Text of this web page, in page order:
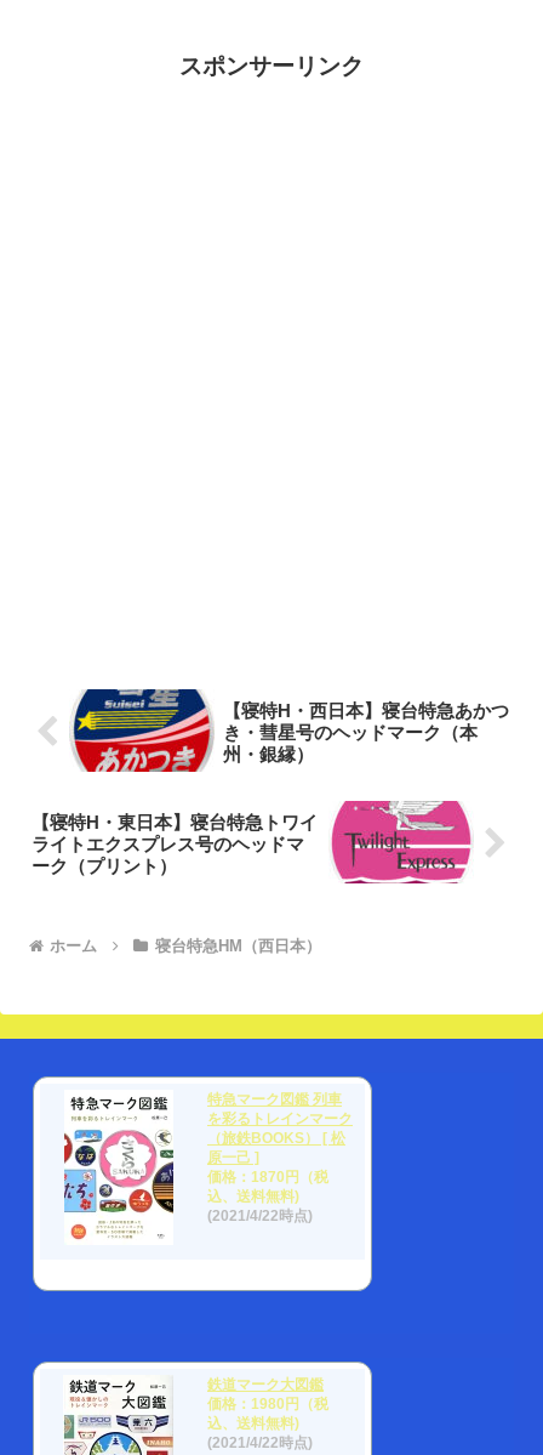
スポンサーリンク
【寝特H・西日本】寝台特急あかつ
き・彗星号のヘッドマーク（本
州・銀縁）
【寝特H・東日本】寝台特急トワイ
ライトエクスプレス号のヘッドマ
ーク（プリント）
ホーム 寝台特急HM（西日本）
特急マーク図鑑 列車
を彩るトレインマーク
（旅鉄BOOKS） [ 松
原一己 ]
価格：1870円（税
込、送料無料)
(2021/4/22時点)
鉄道マーク大図鑑
価格：1980円（税
込、送料無料)
(2021/4/22時点)